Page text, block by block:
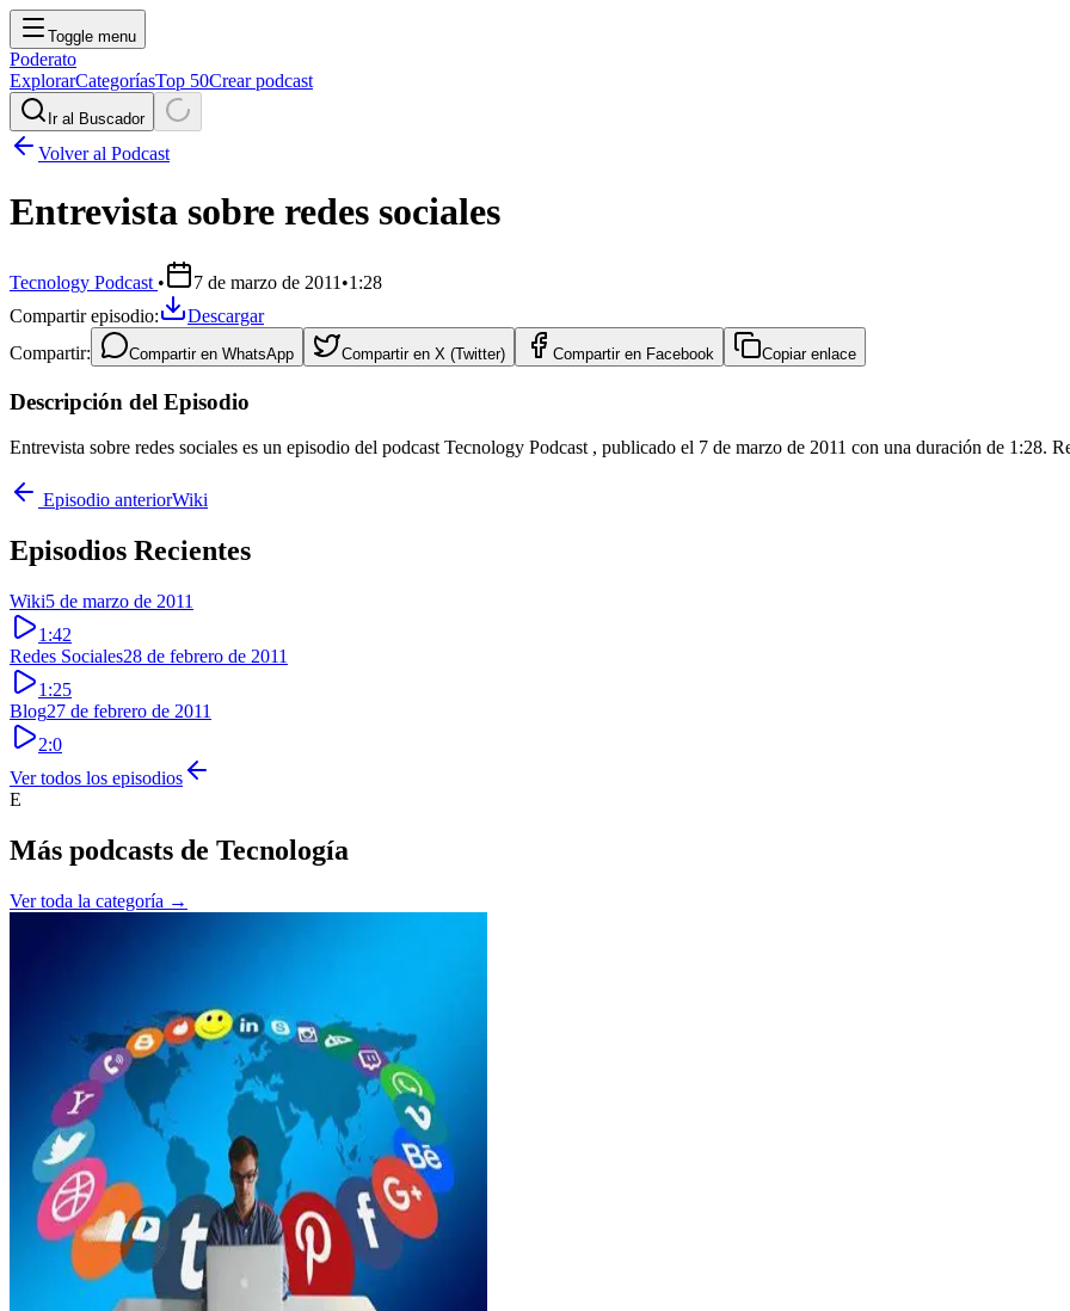
Toggle menu
Poderato
ExplorarCategoríasTop 50Crear podcast
Ir al Buscador
Volver al Podcast
Entrevista sobre redes sociales
Tecnology Podcast • 7 de marzo de 2011 •1:28
Compartir episodio:
Descargar
Compartir:
Compartir en WhatsApp Compartir en X (Twitter) Compartir en Facebook Copiar enlace
Descripción del Episodio
Entrevista sobre redes sociales es un episodio del podcast Tecnology Podcast , publicado el 7 de marzo de 2011 con una duración de 1:28.
Episodio anteriorWiki
Episodios Recientes
Wiki5 de marzo de 2011
1:42
Redes Sociales28 de febrero de 2011
1:25
Blog27 de febrero de 2011
2:0
Ver todos los episodios
E
Más podcasts de Tecnología
Ver toda la categoría →